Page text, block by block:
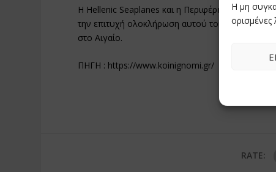
Η μη
ορισμένες
Η Hellenic Seaplanes και η Περιφέρεια Νοτίου
την επιτυχή ολοκλήρωση αυτού του σημαντικού
στο Αιγαίο.
ΠΗΓΗ : https://www.koinignomi.gr/
RATE: